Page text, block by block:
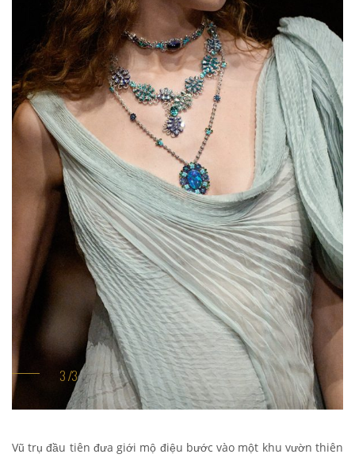
Vũ trụ đầu tiên đưa giới mộ điệu bước vào một khu vườn thiên